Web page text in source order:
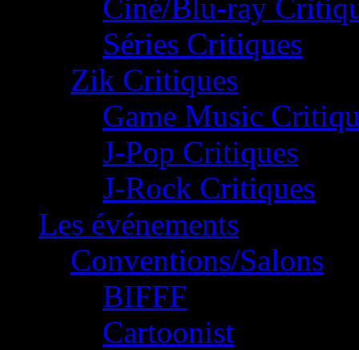
Ciné/Blu-ray
Séries Critiques
Zik Critiques
Game Music
J-Pop Critiques
J-Rock Critiques
Les événements
Conventions/Salons
BIFFF
Cartoonist